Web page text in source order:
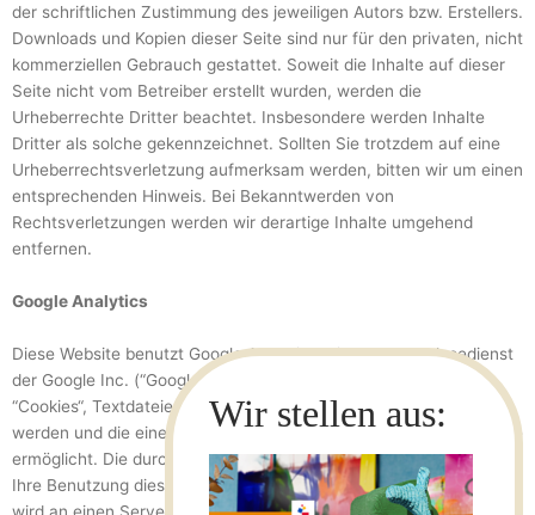
der schriftlichen Zustimmung des jeweiligen Autors bzw. Erstellers.
Downloads und Kopien dieser Seite sind nur für den privaten, nicht
kommerziellen Gebrauch gestattet. Soweit die Inhalte auf dieser
Seite nicht vom Betreiber erstellt wurden, werden die
Urheberrechte Dritter beachtet. Insbesondere werden Inhalte
Dritter als solche gekennzeichnet. Sollten Sie trotzdem auf eine
Urheberrechtsverletzung aufmerksam werden, bitten wir um einen
entsprechenden Hinweis. Bei Bekanntwerden von
Rechtsverletzungen werden wir derartige Inhalte umgehend
entfernen.
Google Analytics
Diese Website benutzt Google Analytics, einen Webanalysedienst
der Google Inc. (“Google“). Google Analytics verwendet sog.
“Cookies“, Textdateien, die auf Ihrem Computer gespeichert
werden und die eine Analyse der Benutzung der Website durch Sie
ermöglicht. Die durch den Cookie erzeugten Informationen über
Ihre Benutzung dieser Website (einschließlich Ihrer IP-Adresse)